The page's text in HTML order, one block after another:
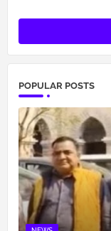
POPULAR POSTS